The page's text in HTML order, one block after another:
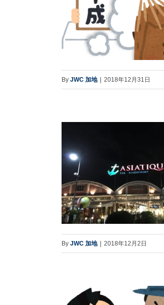
By JWC 加地 2018年12月31日
By JWC 加地 2018年12月2日